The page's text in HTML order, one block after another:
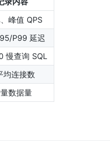
峰值 QPS
P99 延迟
慢查询 SQL
均连接数
数据量